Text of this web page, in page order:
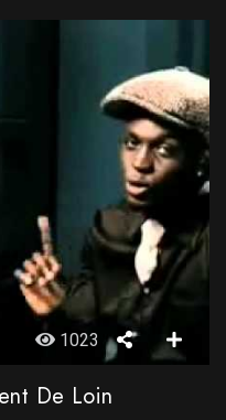
1023
De Loin